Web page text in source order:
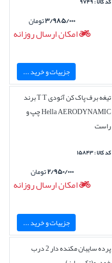
۳/۹۸۵/۰۰۰تومان
امکان ارسال روزانه
جزییات و خرید ...
تیغه برف پاک کن آئودی T T برند
Hella AERODYNAMIC چپ و
راست
کد کالا : ۱۵۸۴۳
۲/۹۵۰/۰۰۰تومان
امکان ارسال روزانه
جزییات و خرید ...
پرده سایبان مکنده دار 2 درب